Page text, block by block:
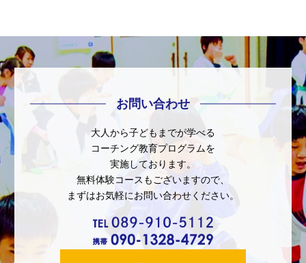
お問い合わせ
大人から子どもまでが学べる
コーチング教育プログラムを
実施しております。
無料体験コースもございますので、
まずはお気軽にお問い合わせください。